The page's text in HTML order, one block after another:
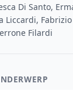
Di Santo,
Liccardi,
Filardi